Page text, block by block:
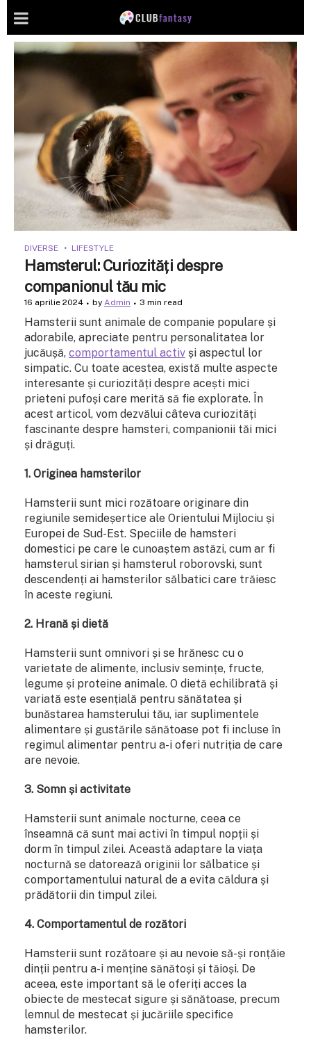
DIVERSE LIFESTYLE
Hamsterul: Curiozități despre
companionul tău mic
16 aprilie 2024 by Admin 3 min read
Hamsterii sunt animale de companie populare și
adorabile, apreciate pentru personalitatea lor
jucăușă, comportamentul activ și aspectul lor
simpatic. Cu toate acestea, există multe aspecte
interesante și curiozități despre acești mici
prieteni pufoși care merită să fie explorate. În
acest articol, vom dezvălui câteva curiozități
fascinante despre hamsteri, companionii tăi mici
și drăguți.
1. Originea hamsterilor
Hamsterii sunt mici rozătoare originare din
regiunile semideșertice ale Orientului Mijlociu și
Europei de Sud-Est. Speciile de hamsteri
domestici pe care le cunoaștem astăzi, cum ar fi
hamsterul sirian și hamsterul roborovski, sunt
descendenți ai hamsterilor sălbatici care trăiesc
în aceste regiuni.
2. Hrană și dietă
Hamsterii sunt omnivori și se hrănesc cu o
varietate de alimente, inclusiv semințe, fructe,
legume și proteine ​​animale. O dietă echilibrată și
variată este esențială pentru sănătatea și
bunăstarea hamsterului tău, iar suplimentele
alimentare și gustările sănătoase pot fi incluse în
regimul alimentar pentru a-i oferi nutriția de care
are nevoie.
3. Somn și activitate
Hamsterii sunt animale nocturne, ceea ce
înseamnă că sunt mai activi în timpul nopții și
dorm în timpul zilei. Această adaptare la viața
nocturnă se datorează originii lor sălbatice și
comportamentului natural de a evita căldura și
prădătorii din timpul zilei.
4. Comportamentul de rozători
Hamsterii sunt rozătoare și au nevoie să-și ronțăie
dinții pentru a-i menține sănătoși și tăioși. De
aceea, este important să le oferiți acces la
obiecte de mestecat sigure și sănătoase, precum
lemnul de mestecat și jucăriile specifice
hamsterilor.